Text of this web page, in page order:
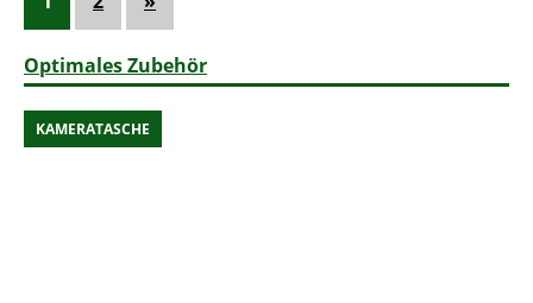
Optimales Zubehör
KAMERATASCHE